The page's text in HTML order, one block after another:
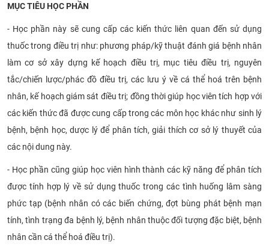
MỤC TIÊU HỌC PHẦN
- Học phần này sẽ cung cấp các kiến thức liên quan đến sử dụng
thuốc trong điều trị như: phương pháp/kỹ thuật đánh giá bệnh nhân
làm cơ sở xây dựng kế hoạch điều trị, mục tiêu điều trị, nguyên
tắc/chiến lược/phác đồ điều trị, các lưu ý về cá thể hoá trên bệnh
nhân, kế hoạch giám sát điều trị; đồng thời giúp học viên tích hợp với
các kiến thức đã được cung cấp trong các môn học khác như sinh lý
bệnh, bệnh học, dược lý để phân tích, giải thích cơ sở lý thuyết của
các nội dung này.
- Học phần cũng giúp học viên hình thành các kỹ năng để phân tích
được tính hợp lý về sử dụng thuốc trong các tình huống lâm sàng
phức tạp (bệnh nhân có các biến chứng, đợt bùng phát bệnh mạn
tính, tình trạng đa bệnh lý, bệnh nhân thuộc đối tượng đặc biệt, bệnh
nhân cần cá thể hoá điều trị).